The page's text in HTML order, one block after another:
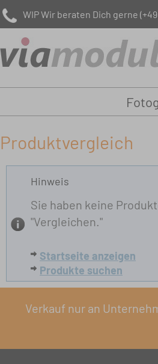
WIP Wir beraten Dich gerne
Produktvergleich
Hinweis
Sie haben keine
"Vergleichen."
Startseite anzeigen
Produkte suchen
Verkauf nur an